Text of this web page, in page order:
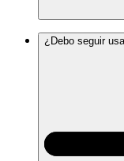
¿Debo seguir